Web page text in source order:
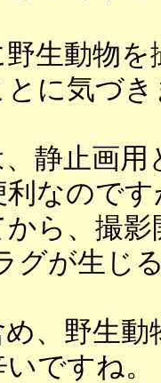
生動物を
に気づ
静止画用
なのです
ら、撮影
グが生じ
、野生動
ですね。